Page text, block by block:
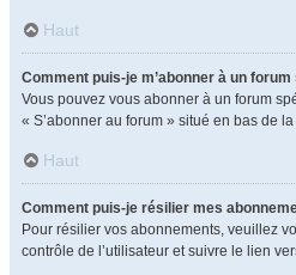
Haut
Comment puis-je m’abonner à un
Vous pouvez vous abonner à un forum
« S’abonner au forum » situé en bas de
Haut
Comment puis-je résilier mes
Pour résilier vos abonnements, veuillez
contrôle de l’utilisateur et suivre le lien